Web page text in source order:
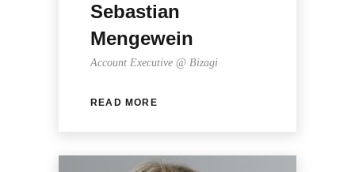
Sebastian
Mengewein
Account Executive @ Bizagi
READ MORE